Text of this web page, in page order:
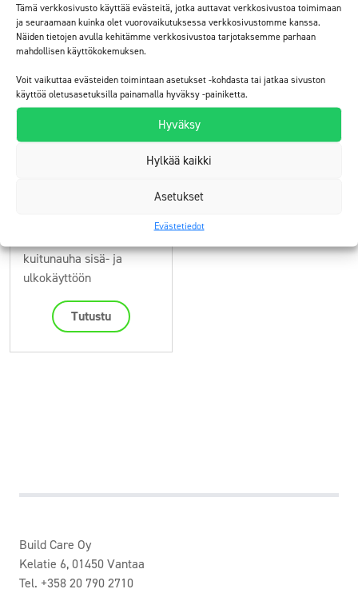
Tämä verkkosivusto käyttää evästeitä, jotka auttavat verkkosivustoa toimimaan
ja seuraamaan kuinka olet vuorovaikutuksessa verkkosivustomme kanssa.
Näiden tietojen avulla kehitämme verkkosivustoa tarjotaksemme parhaan
mahdollisen käyttökokemuksen.
Voit vaikuttaa evästeiden toimintaan asetukset -kohdasta tai jatkaa sivuston
käyttöä oletusasetuksilla painamalla hyväksy -painiketta.
Hyväksy
Hylkää kaikki
Asetukset
Evästetiedot
Tutustu Tutustu
kuitunauha sisä- ja
ulkokäyttöön
Tutustu
Build Care Oy
Kelatie 6, 01450 Vantaa
Tel. +358 20 790 2710